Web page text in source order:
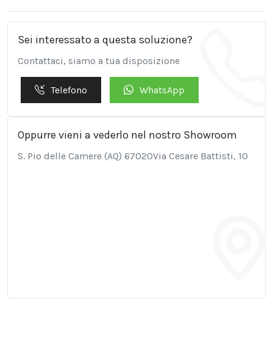
Sei interessato a questa soluzione?
Contattaci, siamo a tua disposizione
Telefono WhatsApp
Oppurre vieni a vederlo nel nostro Showroom
S. Pio delle Camere (AQ) 67020Via Cesare Battisti, 10